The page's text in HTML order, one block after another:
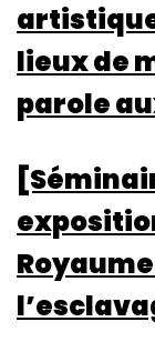
lieux de
parole